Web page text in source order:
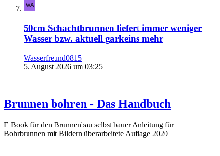
50cm Schachtbrunnen liefert immer weniger
Wasser bzw. aktuell garkeins mehr
Wasserfreund0815
5. August 2026 um 03:25
Brunnen bohren - Das Handbuch
E Book für den Brunnenbau selbst bauer Anleitung für
Bohrbrunnen mit Bildern überarbeitete Auflage 2020